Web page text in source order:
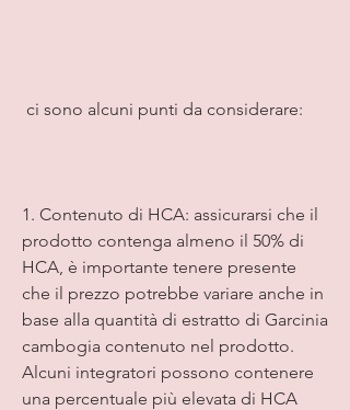
ci sono alcuni punti da considerare:
1. Contenuto di HCA: assicurarsi che il
prodotto contenga almeno il 50% di
HCA, è importante tenere presente
che il prezzo potrebbe variare anche in
base alla quantità di estratto di Garcinia
cambogia contenuto nel prodotto.
Alcuni integratori possono contenere
una percentuale più elevata di HCA